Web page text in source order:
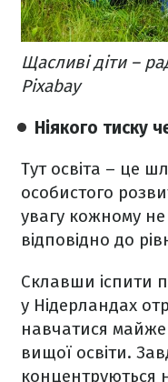
Щасливі діти –
Pixabay
Ніякого тиску
Тут освіта – це
особистого
увагу кожному
відповідно до
Склавши іспити
у Нідерландах
навчатися
вищої освіти.
концентруються